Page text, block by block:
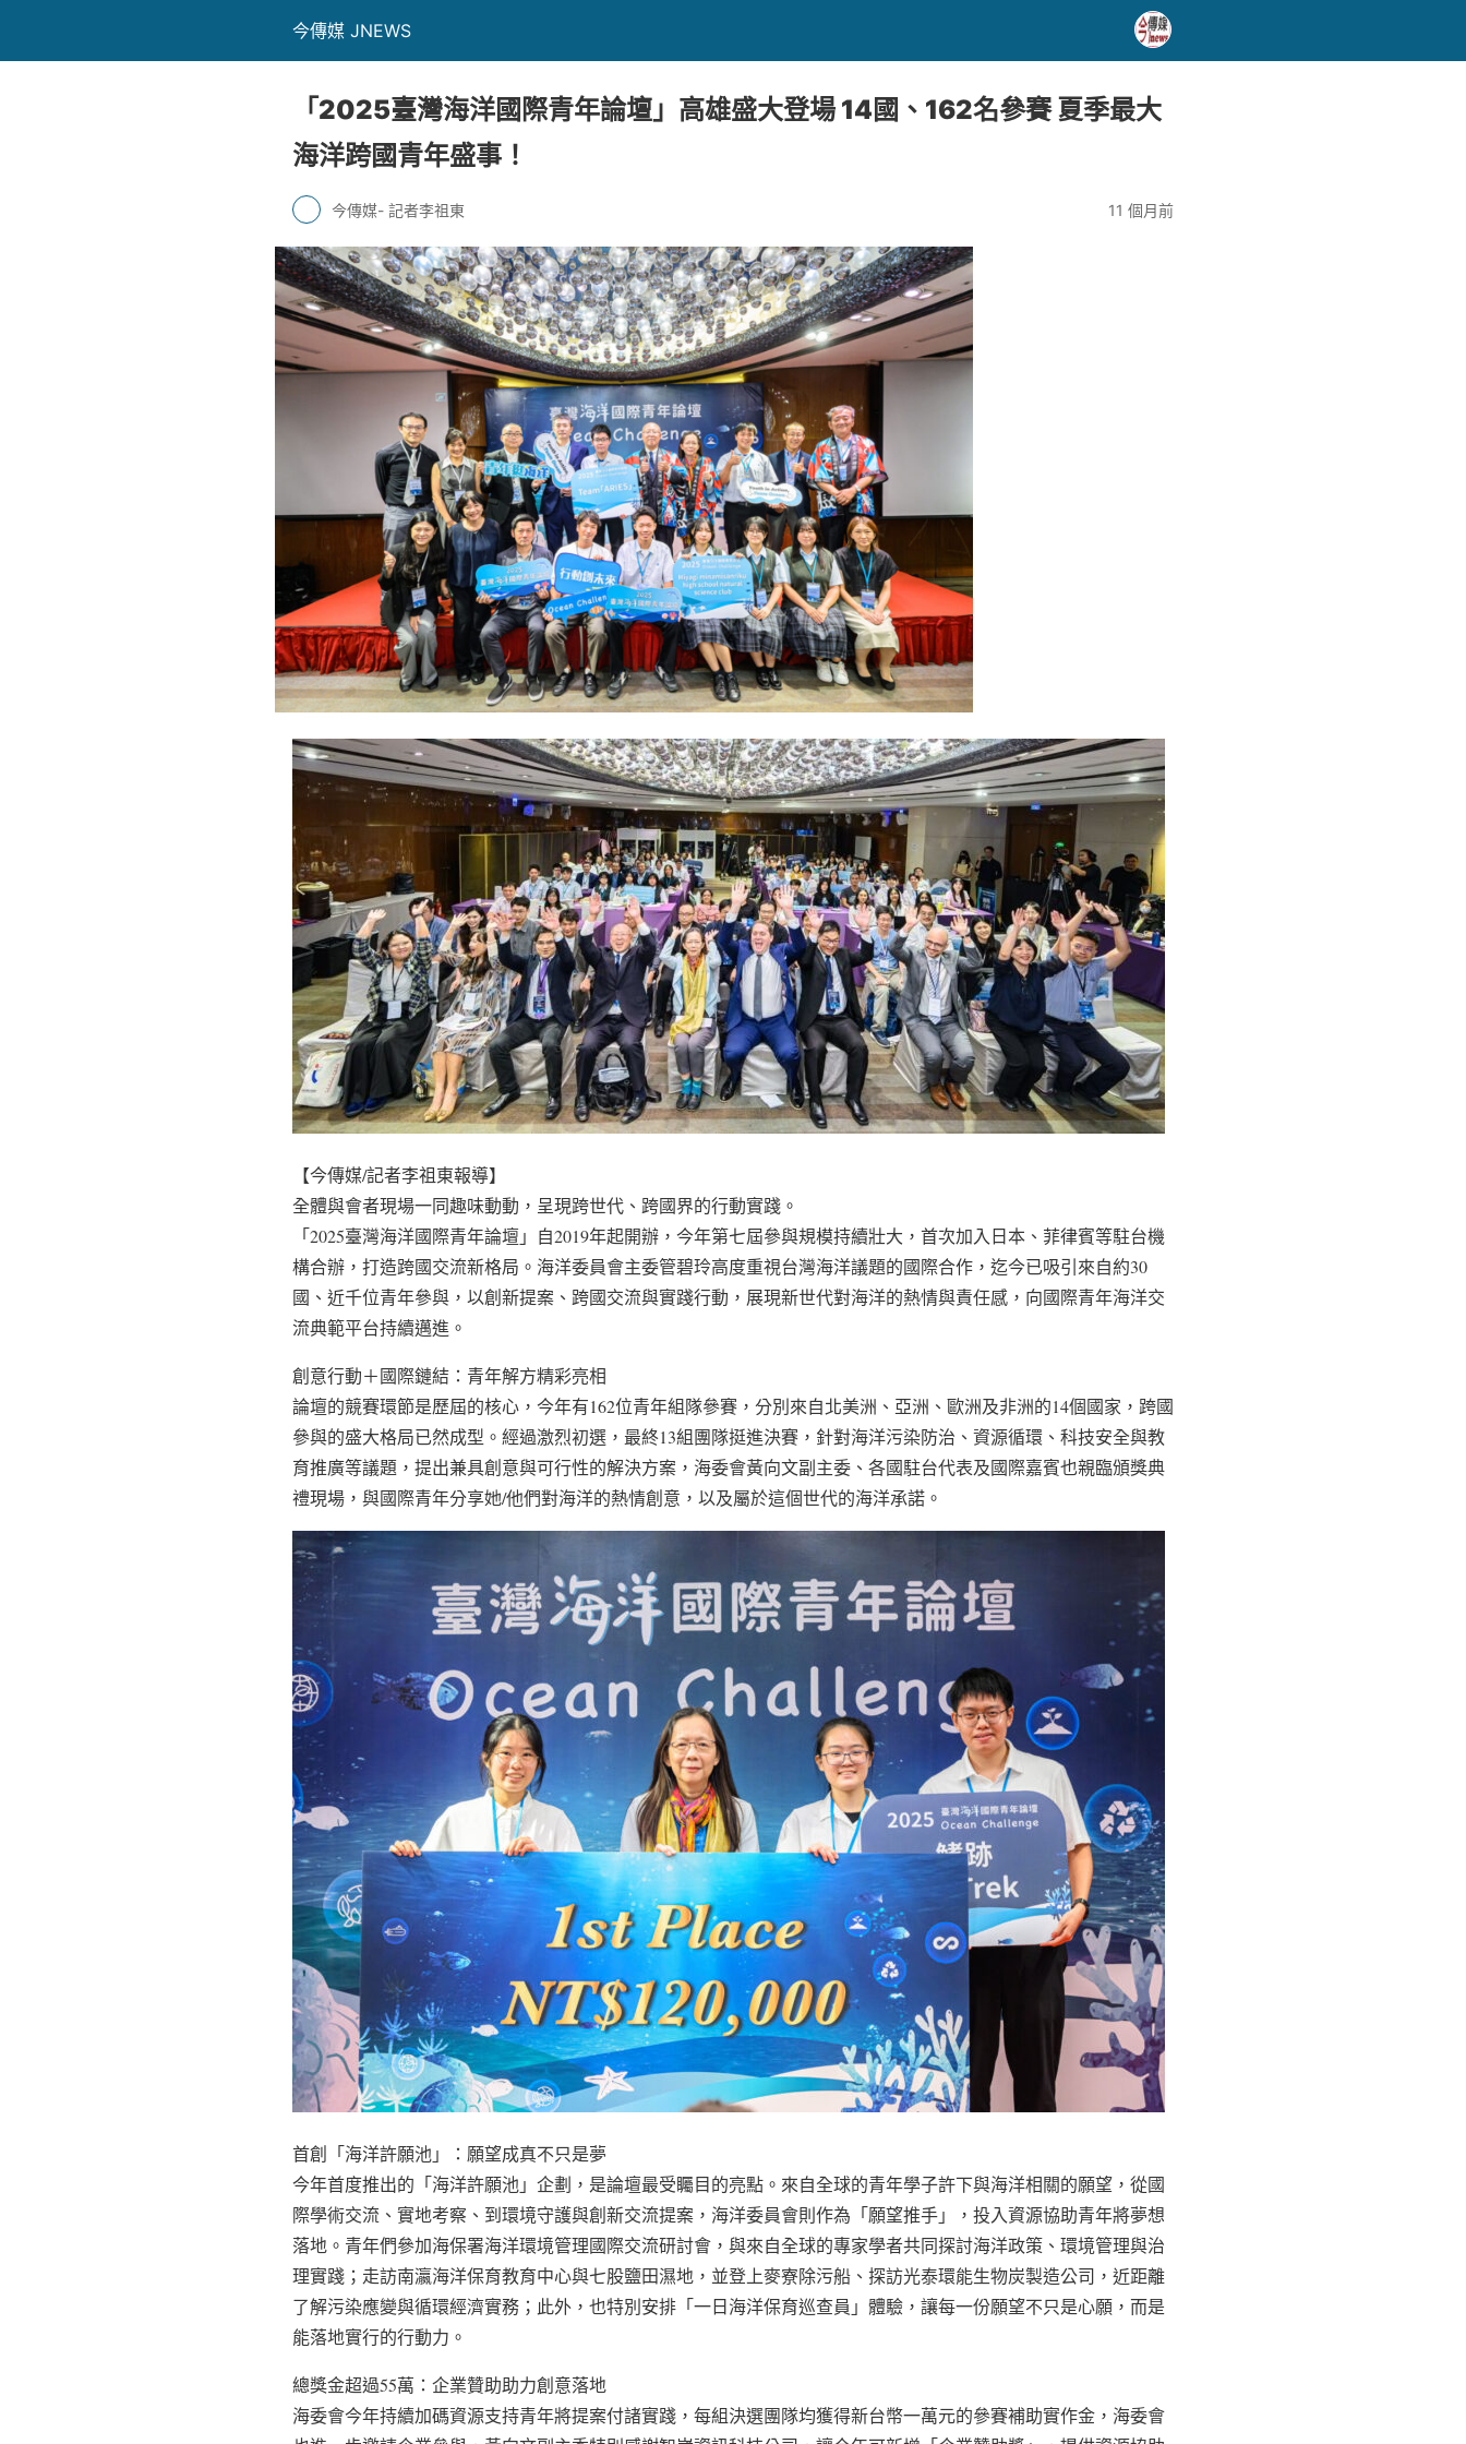
今傳媒 JNEWS
「2025臺灣海洋國際青年論壇」高雄盛大登場 14國、162名參賽 夏季最大
海洋跨國青年盛事！
今傳媒- 記者李祖東 11 個月前
【今傳媒/記者李祖東報導】
全體與會者現場一同趣味動動，呈現跨世代、跨國界的行動實踐。
「2025臺灣海洋國際青年論壇」自2019年起開辦，今年第七屆參與規模持續壯大，首次加入日本、菲律賓等駐台機
構合辦，打造跨國交流新格局。海洋委員會主委管碧玲高度重視台灣海洋議題的國際合作，迄今已吸引來自約30
國、近千位青年參與，以創新提案、跨國交流與實踐行動，展現新世代對海洋的熱情與責任感，向國際青年海洋交
流典範平台持續邁進。
創意行動＋國際鏈結：青年解方精彩亮相
論壇的競賽環節是歷屆的核心，今年有162位青年組隊參賽，分別來自北美洲、亞洲、歐洲及非洲的14個國家，跨國
參與的盛大格局已然成型。經過激烈初選，最終13組團隊挺進決賽，針對海洋污染防治、資源循環、科技安全與教
育推廣等議題，提出兼具創意與可行性的解決方案，海委會黃向文副主委、各國駐台代表及國際嘉賓也親臨頒獎典
禮現場，與國際青年分享她/他們對海洋的熱情創意，以及屬於這個世代的海洋承諾。
首創「海洋許願池」：願望成真不只是夢
今年首度推出的「海洋許願池」企劃，是論壇最受矚目的亮點。來自全球的青年學子許下與海洋相關的願望，從國
際學術交流、實地考察、到環境守護與創新交流提案，海洋委員會則作為「願望推手」，投入資源協助青年將夢想
落地。青年們參加海保署海洋環境管理國際交流研討會，與來自全球的專家學者共同探討海洋政策、環境管理與治
理實踐；走訪南瀛海洋保育教育中心與七股鹽田濕地，並登上麥寮除污船、探訪光泰環能生物炭製造公司，近距離
了解污染應變與循環經濟實務；此外，也特別安排「一日海洋保育巡查員」體驗，讓每一份願望不只是心願，而是
能落地實行的行動力。
總獎金超過55萬：企業贊助助力創意落地
海委會今年持續加碼資源支持青年將提案付諸實踐，每組決選團隊均獲得新台幣一萬元的參賽補助實作金，海委會